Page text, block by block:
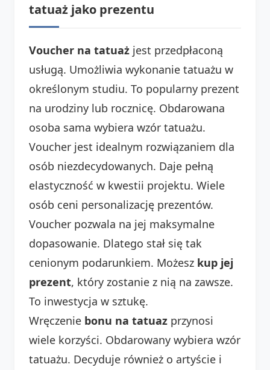
tatuaż jako prezentu
Voucher na tatuaż jest przedpłaconą
usługą. Umożliwia wykonanie tatuażu w
określonym studiu. To popularny prezent
na urodziny lub rocznicę. Obdarowana
osoba sama wybiera wzór tatuażu.
Voucher jest idealnym rozwiązaniem dla
osób niezdecydowanych. Daje pełną
elastyczność w kwestii projektu. Wiele
osób ceni personalizację prezentów.
Voucher pozwala na jej maksymalne
dopasowanie. Dlatego stał się tak
cenionym podarunkiem. Możesz kup jej
prezent, który zostanie z nią na zawsze.
To inwestycja w sztukę.
Wręczenie bonu na tatuaz przynosi
wiele korzyści. Obdarowany wybiera wzór
tatuażu. Decyduje również o artyście i